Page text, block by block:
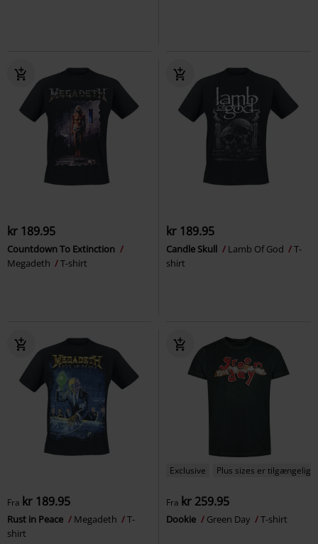
kr 189.95
Countdown To Extinction
Megadeth
T-shirt
kr 189.95
Candle Skull Lamb Of God
T-
shirt
Fra kr 189.95
Rust in Peace Megadeth
T-
shirt
Exclusive Plus sizes er tilgængelige
Fra kr 259.95
Dookie Green Day T-shirt